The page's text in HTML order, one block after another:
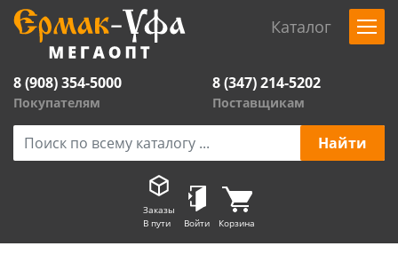
Каталог
8 (908) 354-5000
Покупателям
8 (347) 214-5202
Поставщикам
Заказы
В пути
Войти Корзина